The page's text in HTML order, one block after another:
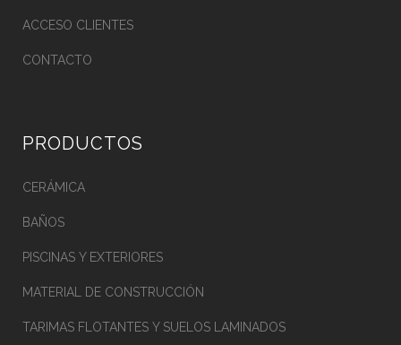
ACCESO CLIENTES
CONTACTO
PRODUCTOS
CERÁMICA
BAÑOS
PISCINAS Y EXTERIORES
MATERIAL DE CONSTRUCCIÓN
TARIMAS FLOTANTES Y SUELOS LAMINADOS